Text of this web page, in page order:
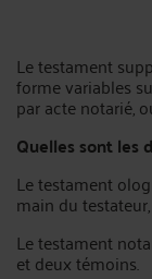
Le testament
forme variables
par acte notarié,
Quelles sont
Le testament
main du
Le testament
et deux témoins.